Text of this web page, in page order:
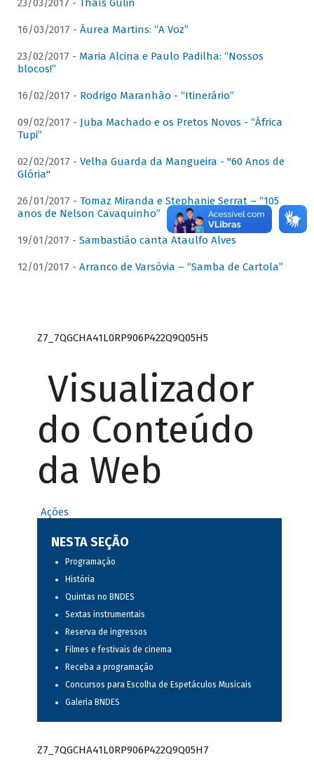
23/03/2017 - Thaís Gulin
16/03/2017 - Áurea Martins: “A Voz”
23/02/2017 - Maria Alcina e Paulo Padilha: “Nossos
blocos!”
16/02/2017 - Rodrigo Maranhão - “Itinerário”
09/02/2017 - Juba Machado e os Pretos Novos - “África
Tupi”
02/02/2017 - Velha Guarda da Mangueira - "60 Anos de
Glória"
26/01/2017 - Tomaz Miranda e Stephanie Serrat – “105
anos de Nelson Cavaquinho”
19/01/2017 - Sambastião canta Ataulfo Alves
12/01/2017 - Arranco de Varsóvia – “Samba de Cartola”
Z7_7QGCHA41L0RP906P422Q9Q05H5
Visualizador
do Conteúdo
da Web
Ações
NESTA SEÇÃO
Programação
História
Quintas no BNDES
Sextas instrumentais
Reserva de ingressos
Filmes e festivais de cinema
Receba a programação
Concursos para Escolha de Espetáculos Musicais
Galeria BNDES
Z7_7QGCHA41L0RP906P422Q9Q05H7